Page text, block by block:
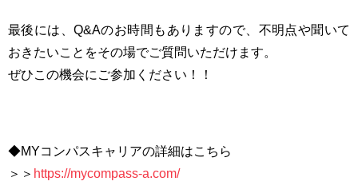
最後には、Q&Aのお時間もありますので、不明点や聞いて
おきたいことをその場でご質問いただけます。
ぜひこの機会にご参加ください！！
◆MYコンパスキャリアの詳細はこちら
＞＞ https://mycompass-a.com/